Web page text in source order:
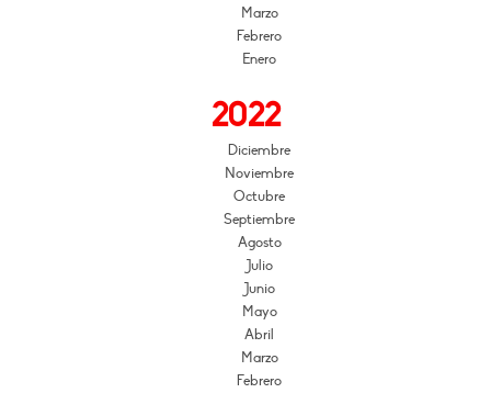
Marzo
Febrero
Enero
2022
Diciembre
Noviembre
Octubre
Septiembre
Agosto
Julio
Junio
Mayo
Abril
Marzo
Febrero